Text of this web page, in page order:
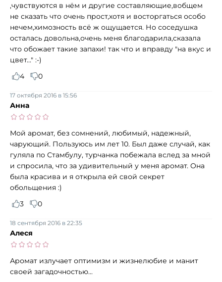
,чувствуются в нём и другие составляющие,вобщем
не сказать что очень прост,хотя и восторгаться особо
нечем,химозность всё ж ощущается. Но соседушка
осталась довольна,очень меня благодарила,сказала
что обожает такие запахи! так что и вправду "на вкус и
цвет..." :-)
4
0
Анна
17 октября 2016 в 15:56
Мой аромат, без сомнений, любимый, надежный,
чарующий. Пользуюсь им лет 10. Был даже случай, как
гуляла по Стамбулу, турчанка побежала вслед за мной
и спросила, что за удивительный у меня аромат. Она
была красива и я открыла ей свой секрет
обольщения :)
3
0
Алеся
18 сентября 2016 в 22:35
Аромат излучает оптимизм и жизнелюбие и манит
своей загадочностью...